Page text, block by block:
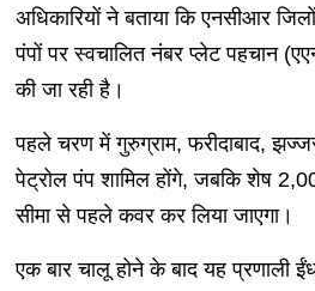
अधिकारियों ने बताया कि एनसीआर
पंपों पर स्वचालित नंबर प्लेट पहचान
की जा रही है।
पहले चरण में गुरुग्राम, फरीदाबाद,
पेट्रोल पंप शामिल होंगे, जबकि शेष
सीमा से पहले कवर कर लिया जाएगा।
एक बार चालू होने के बाद यह प्रणाली